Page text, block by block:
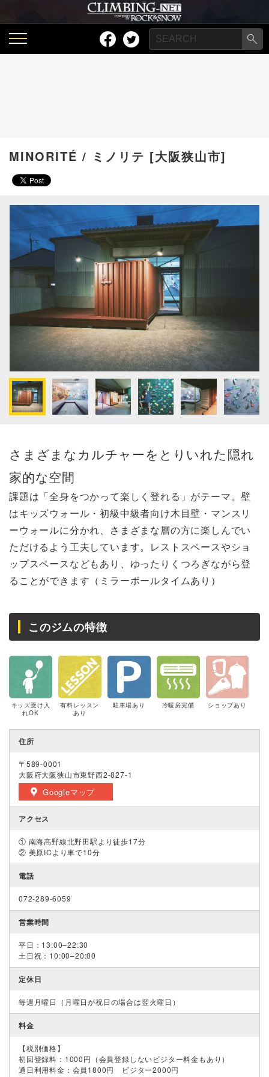
MINORITÉ / ミノリテ [大阪狭山市]
さまざまなカルチャーをとりいれた隠れ
家的な空間
課題は「全身をつかって楽しく登れる」がテーマ。壁
はキッズウォール・初級中級者向け木目壁・マンスリ
ーウォールに分かれ、さまざまな層の方に楽しんでい
ただけるよう工夫しています。レストスペースやショ
ップスペースなどもあり、ゆったりくつろぎながら登
ることができます（ミラーボールタイムあり）
このジムの特徴
キッズ受け入
れOK
有料レッスン
あり
駐車場あり 冷暖房完備 ショップあり
住所
〒589-0001
大阪府大阪狭山市東野西2-827-1
Googleマップ
アクセス
① 南海高野線北野田駅より徒歩17分
② 美原ICより車で10分
電話
072-289-6059
営業時間
平日：13:00–22:30
土日祝：10:00–20:00
定休日
毎週月曜日（月曜日が祝日の場合は翌火曜日）
料金
【税別価格】
初回登録料：1000円（会員登録しないビジター料金もあり）
通日利用料金：会員1800円 ビジター2000円